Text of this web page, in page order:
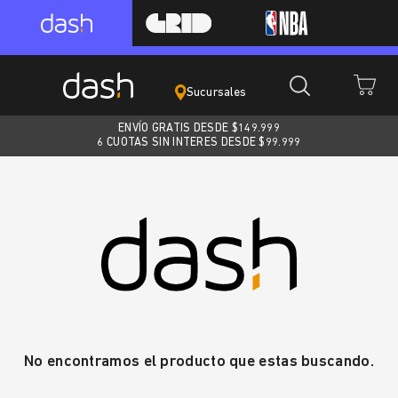
Sucursales
ENVÍO GRATIS DESDE $149.999
6 CUOTAS SIN INTERES DESDE $99.999
No encontramos el producto que estas buscando.